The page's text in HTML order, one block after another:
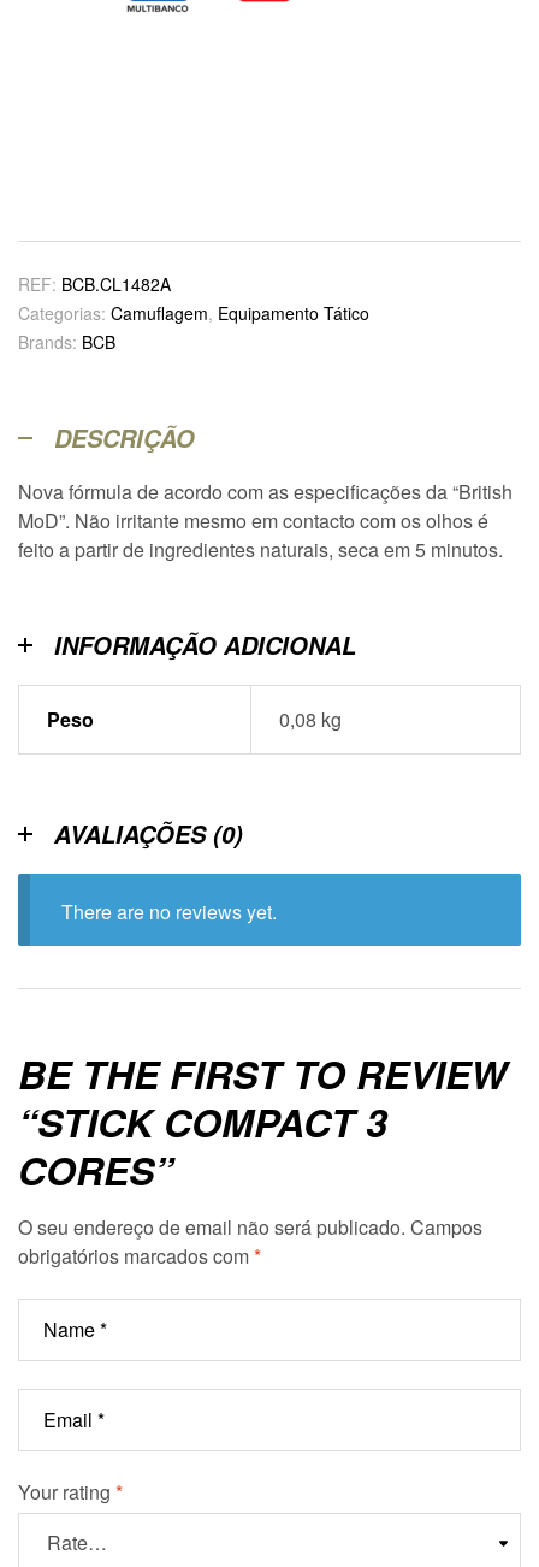
REF: BCB.CL1482A
Categorias: Camuflagem, Equipamento Tático
Brands: BCB
DESCRIÇÃO
Nova fórmula de acordo com as especificações da “British
MoD”. Não irritante mesmo em contacto com os olhos é
feito a partir de ingredientes naturais, seca em 5 minutos.
INFORMAÇÃO ADICIONAL
Peso 0,08 kg
AVALIAÇÕES (0)
There are no reviews yet.
BE THE FIRST TO REVIEW
“STICK COMPACT 3
CORES”
O seu endereço de email não será publicado. Campos
obrigatórios marcados com*
Your rating *